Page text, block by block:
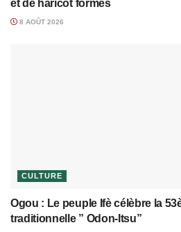
et de haricot formés
8 AOÛT 2026
CULTURE
Ogou : Le peuple Ifè célèbre la
traditionnelle ” Odon-Itsu”